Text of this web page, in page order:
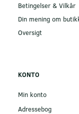
Betingelser & Vilkår
Din mening om
Oversigt
KONTO
Min konto
Adressebog